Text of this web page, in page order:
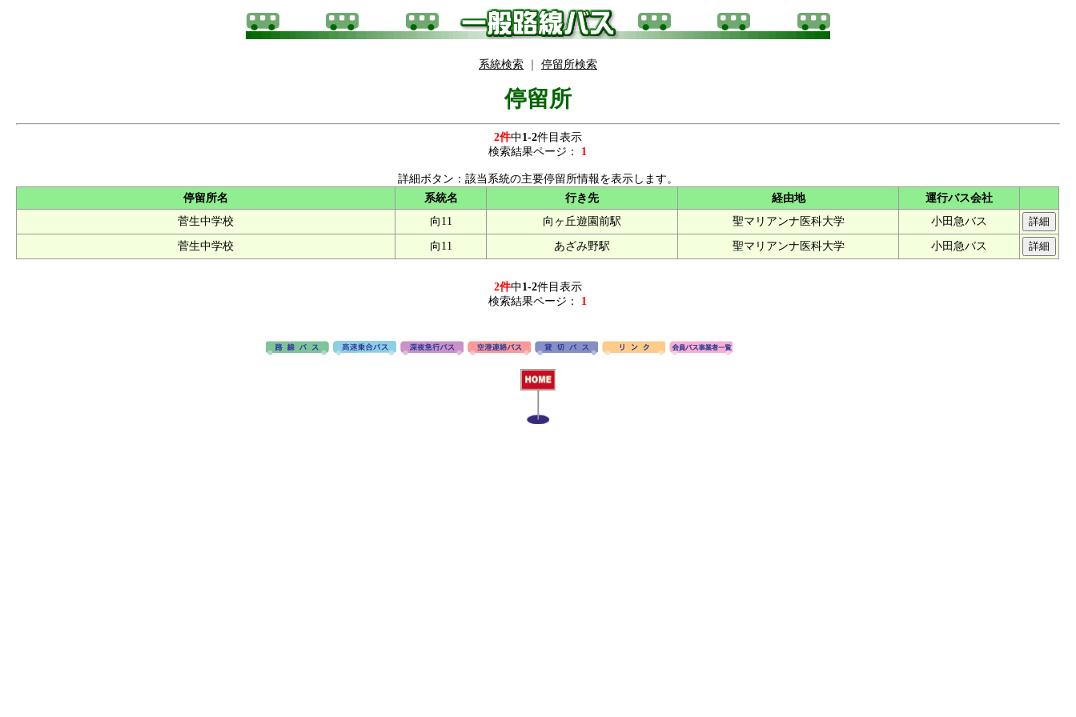
系統検索 停留所検索
停留所
2件中1-2件目表示
検索結果ページ：
1
詳細ボタン：該当系統の主要停留所情報を表示します。
停留所名
系統名 行き先 経由地
運行バス会社
菅生中学校
向11 向ヶ丘遊園前駅 聖マリアンナ医科大学 小田急バス
菅生中学校 向11 あざみ野駅 聖マリアンナ医科大学 小田急バス
2件中1-2件目表示
検索結果ページ：
1